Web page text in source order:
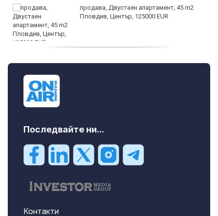
продава, Двустаен апартамент, 45 m2
Пловдив, Център, 125000 EUR
Последвайте ни...
Контакти